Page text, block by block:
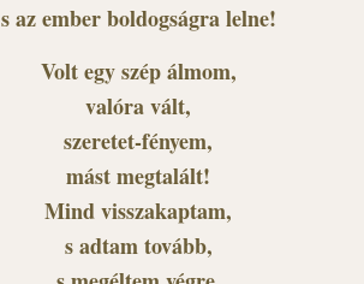
s az ember boldogságra lelne!
Volt egy szép álmom,
valóra vált,
szeretet-fényem,
mást megtalált!
Mind visszakaptam,
s adtam tovább,